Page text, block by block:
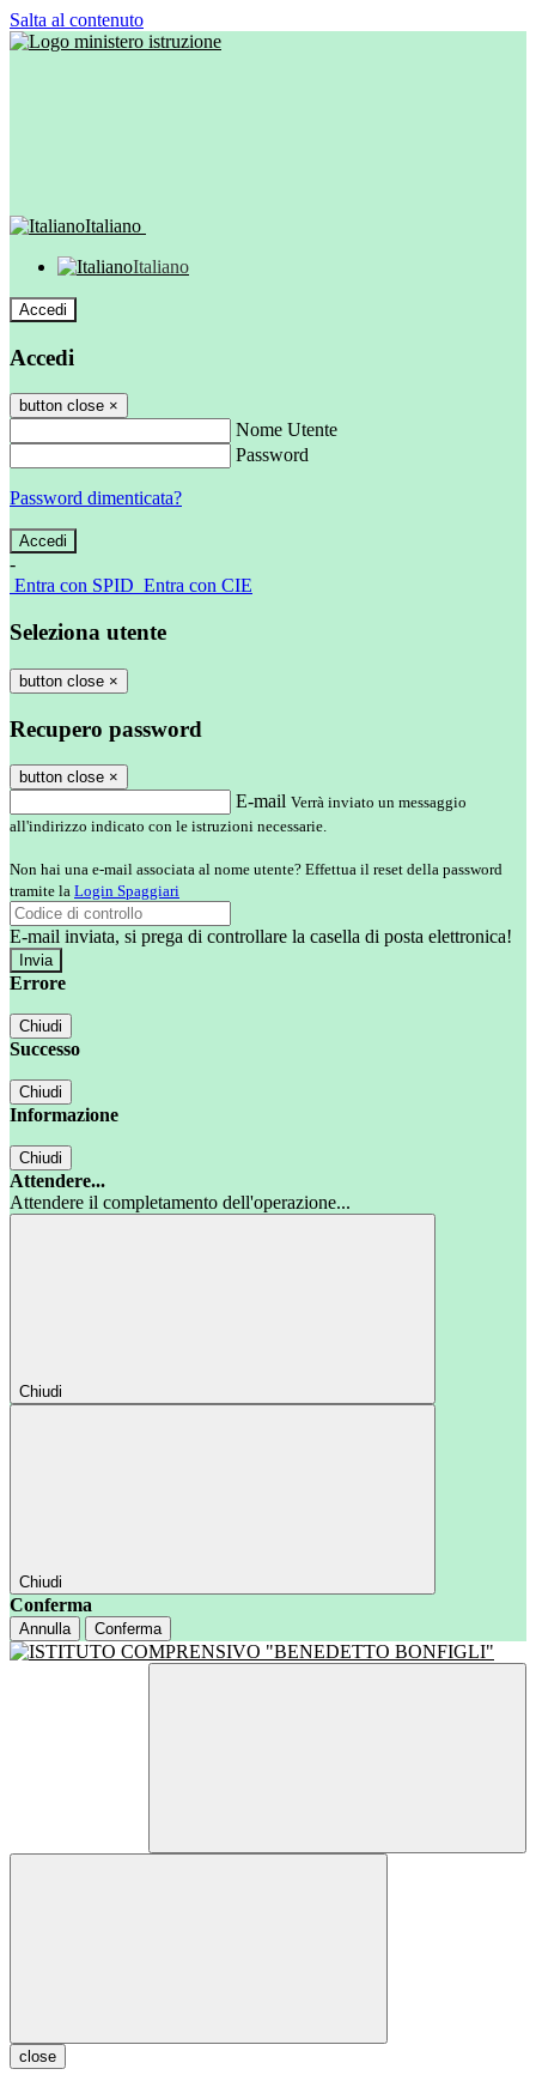
Salta al contenuto
Italiano
Italiano
Accedi
Accedi
button close ×
Nome Utente
Password
Password dimenticata?
-
Entra con SPID Entra con CIE
Seleziona utente
button close ×
Recupero password
button close ×
E-mail Verrà inviato un messaggio
all'indirizzo indicato con le istruzioni necessarie.
Non hai una e-mail associata al nome utente? Effettua il reset della password
tramite la Login Spaggiari
E-mail inviata, si prega di controllare la casella di posta elettronica!
Errore
Chiudi
Successo
Chiudi
Informazione
Chiudi
Attendere...
Attendere il completamento dell'operazione...
Chiudi
Chiudi
Conferma
Annulla Conferma
close